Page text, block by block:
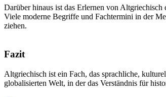
Darüber hinaus ist das Erlernen von
Viele moderne Begriffe und Fachtermini in der
ziehen.
Fazit
Altgriechisch ist ein Fach, das sprachliche,
globalisierten Welt, in der das Verständnis für